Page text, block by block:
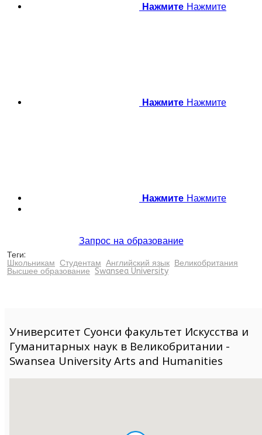
Нажмите Нажмите
Нажмите Нажмите
Нажмите Нажмите
Запрос на образование
Теги:
Школьникам Студентам Английский язык Великобритания
Высшее образование Swansea University
Университет Суонси факультет Искусства и
Гуманитарных наук в Великобритании -
Swansea University Arts and Humanities